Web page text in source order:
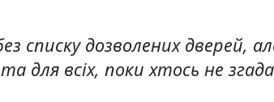
списку дозволених дверей,
для всіх, поки хтось не